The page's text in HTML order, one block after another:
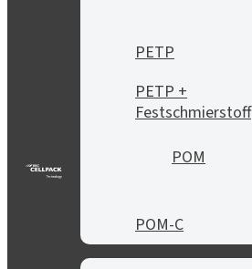
PETP
PETP +
Festschmierstoff
POM
POM-C